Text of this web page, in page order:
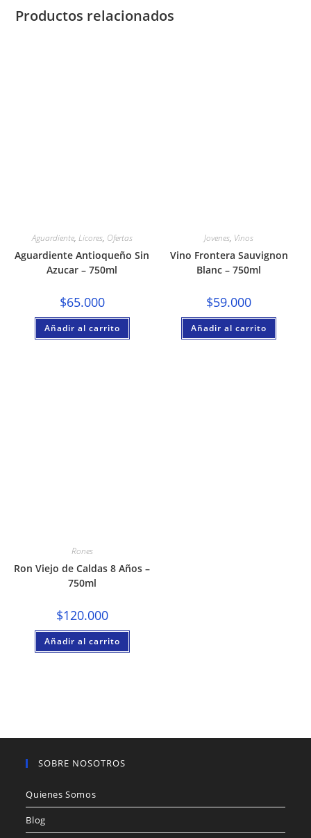
Productos relacionados
Aguardiente, Licores, Ofertas
Aguardiente Antioqueño Sin
Azucar – 750ml
$65.000
Añadir al carrito
Jovenes, Vinos
Vino Frontera Sauvignon
Blanc – 750ml
$59.000
Añadir al carrito
Rones
Ron Viejo de Caldas 8 Años –
750ml
$120.000
Añadir al carrito
SOBRE NOSOTROS
Quienes Somos
Blog